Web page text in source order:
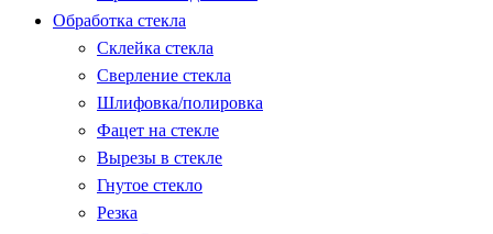
Обработка стекла
Склейка стекла
Сверление стекла
Шлифовка/полировка
Фацет на стекле
Вырезы в стекле
Гнутое стекло
Резка